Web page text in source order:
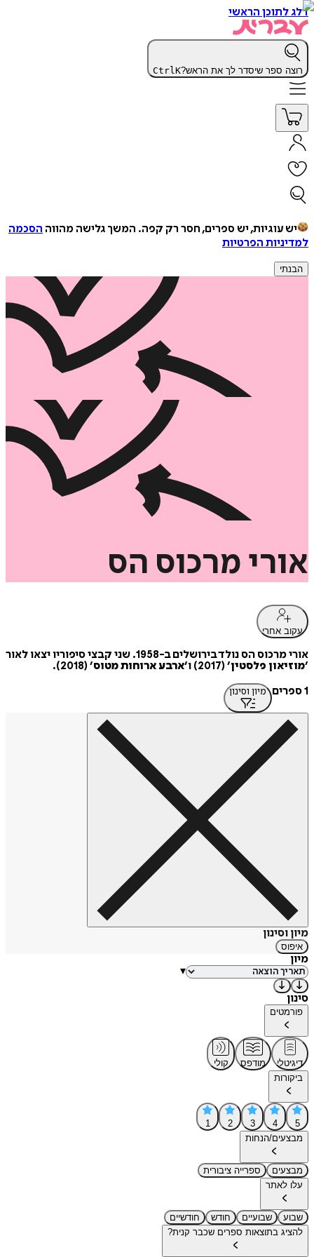
דלג לתוכן הראשי
רוצה ספר שיסדר לך את הראש? CtrlK
יש עוגיות, יש ספרים, חסר רק קפה. המשך גלישה מהווה הסכמה
למדיניות הפרטיות
הבנתי
אורי מרכוס הס
עקוב אחרי
אורי מרכוס הס נולד בירושלים ב-1958. שני קבצי סיפוריו יצאו לאור
׳מוזיאון פלסטין׳ (2017) ו׳ ארבע ארוחות מטוס׳ (2018).
1 ספרים
מיון וסינון
מיון וסינון
איפוס
מיון
▾
סינון
פורמטים
דיגיטלי מודפס
קולי
ביקורות
5
4
3
2
1
מבצעים/הנחות
מבצעים
ספרייה ציבורית
עלו לאתר
שבוע שבועיים חודש
חודשיים
להציג בתוצאות ספרים שכבר קנית?